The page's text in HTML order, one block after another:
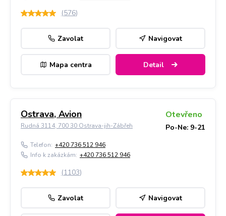
(576)
Zavolat Navigovat
Mapa centra Detail
Ostrava, Avion
Rudná 3114, 700 30 Ostrava-jih-Zábřeh
Otevřeno
Po-Ne: 9-21
Telefon: +420 736 512 946
Info k zakázkám: +420 736 512 946
(1103)
Zavolat Navigovat